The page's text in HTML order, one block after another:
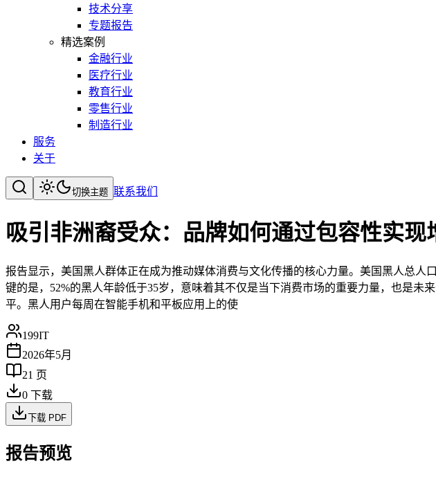
技术分享
专题报告
精选案例
金融行业
医疗行业
教育行业
零售行业
制造行业
服务
关于
切换主题 联系我们
吸引非洲裔受众：品牌如何通过包容性实现
报告显示，美国黑人群体正在成为推动媒体消费与文化传播的核心力量。美国黑人总人
键的是，52%的黑人年龄低于35岁，意味着其不仅是当下消费市场的重要力量，也是
平。黑人用户每周在智能手机和平板应用上的使
199IT
2026年5月
21 页
0 下载
下载 PDF
报告预览